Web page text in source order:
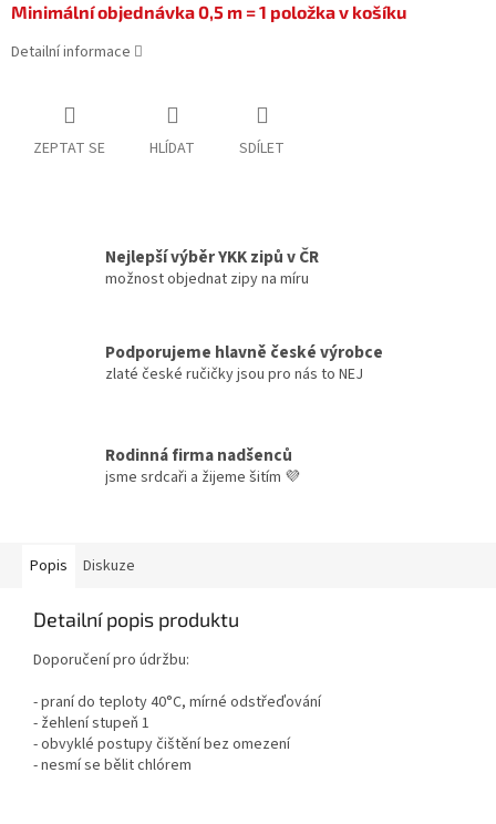
Minimální objednávka 0,5 m = 1 položka v košíku
Detailní informace
ZEPTAT SE HLÍDAT SDÍLET
Nejlepší výběr YKK zipů v ČR
možnost objednat zipy na míru
Podporujeme hlavně české výrobce
zlaté české ručičky jsou pro nás to NEJ
Rodinná firma nadšenců
jsme srdcaři a žijeme šitím 💜
Popis Diskuze
Detailní popis produktu
Doporučení pro údržbu:
- praní do teploty 40°C, mírné odstřeďování
- žehlení stupeň 1
- obvyklé postupy čištění bez omezení
- nesmí se bělit chlórem